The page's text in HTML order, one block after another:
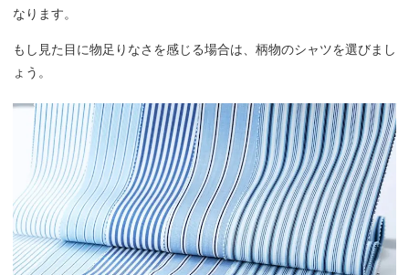
なります。
もし見た目に物足りなさを感じる場合は、柄物のシャツを選びまし
ょう。